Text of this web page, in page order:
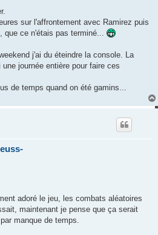
sur l'affrontement avec Ramirez puis
que ce n'étais pas terminé...
j'ai du éteindre la console. La
journée entière pour faire ces
de temps quand on été gamins...
adoré le jeu, les combats aléatoires
maintenant je pense que ça serait
manque de temps.